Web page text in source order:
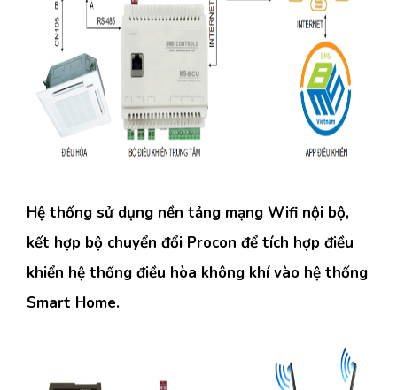
Hệ thống sử dụng nền tảng mạng Wifi nội bộ,
kết hợp bộ chuyển đổi Procon để tích hợp điều
khiển hệ thống điều hòa không khí vào hệ thống
Smart Home.